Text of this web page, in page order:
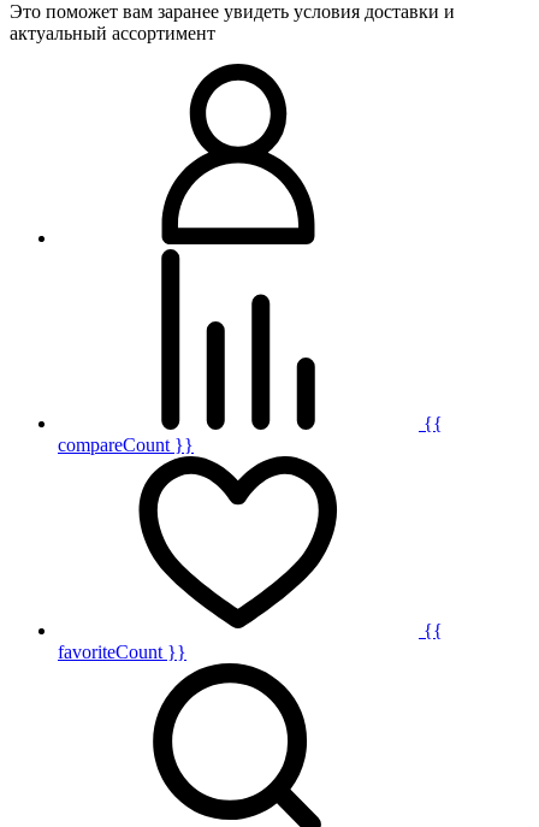
Это поможет вам заранее увидеть условия доставки и
актуальный ассортимент
{{
compareCount }}
{{
favoriteCount }}